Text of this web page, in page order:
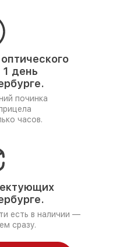
день
починка
часов.
есть в наличии —
сразу.